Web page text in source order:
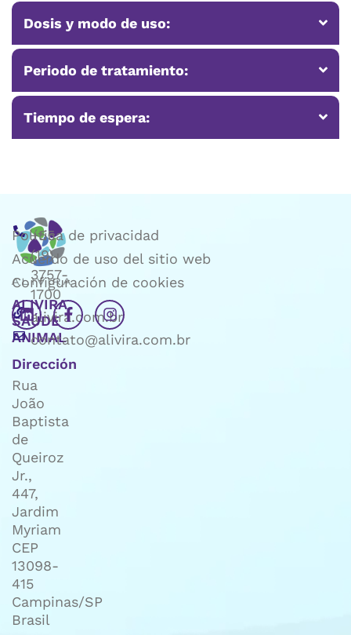
Dosis y modo de uso:
Periodo de tratamiento:
Tiempo de espera:
ALIVIRA
SAÚDE
ANIMAL
Dirección
Rua
João
Baptista
de
Queiroz
Jr.,
447,
Jardim
Myriam
CEP
13098-
415
Campinas/SP
Brasil
+55
(19)
3757-
1700
alivira.com.br
contato@alivira.com.br
Política de privacidad
Acuerdo de uso del sitio web
Configuración de cookies